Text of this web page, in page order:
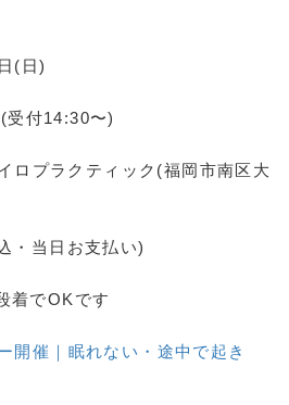
(日)
受付14:30〜)
ロプラクティック(福岡市南区大
・当日お支払い)
着でOKです
開催｜眠れない・途中で起き